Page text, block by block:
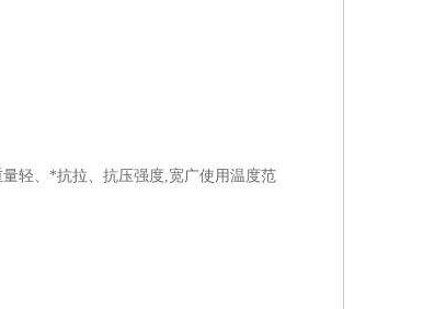
轻、*抗拉、抗压强度,宽广使用温度范